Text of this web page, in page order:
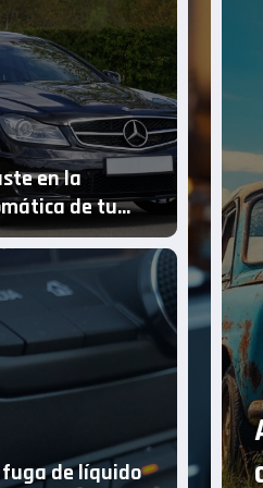
en la
de tu
de líquido
vehículo:
en uniones